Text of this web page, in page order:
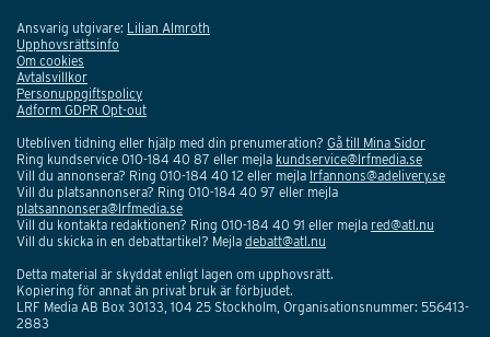
Ansvarig utgivare: Lilian Almroth
Upphovsrättsinfo
Om cookies
Avtalsvillkor
Personuppgiftspolicy
Adform GDPR Opt-out
Utebliven tidning eller hjälp med din prenumeration? Gå till Mina Sidor
Ring kundservice 010-184 40 87 eller mejla kundservice@lrfmedia.se
Vill du annonsera? Ring 010-184 40 12 eller mejla lrfannons@adelivery.se
Vill du platsannonsera? Ring 010-184 40 97 eller mejla
platsannonsera@lrfmedia.se
Vill du kontakta redaktionen? Ring 010-184 40 91 eller mejla red@atl.nu
Vill du skicka in en debattartikel? Mejla debatt@atl.nu
Detta material är skyddat enligt lagen om upphovsrätt.
Kopiering för annat än privat bruk är förbjudet.
LRF Media AB Box 30133, 104 25 Stockholm, Organisationsnummer: 556413-
2883